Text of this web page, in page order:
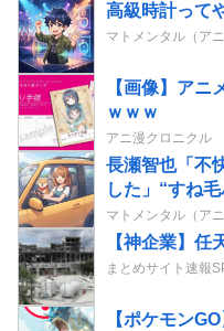
高級時計って
マトメンタル（ア
【画像】アニ
ｗｗｗ
アニ漫クロニクル
長瀬智也「不
した」“すね
マトメンタル（ア
【神企業】任
まとめサイト速報
【ポケモン